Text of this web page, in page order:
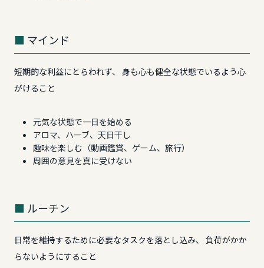
マインド
短期的な利益にとらわれず、 身も心も健全な状態でいるよう心
がけること
元気な状態で一日を始める
アロマ、ハーブ、天日干し
趣味を楽しむ（動画鑑賞、ゲーム、旅行）
周囲の意見を真に受けない
ルーチン
日常を維持するために必要なタスクを落とし込み、 負荷がかか
らないようにすること